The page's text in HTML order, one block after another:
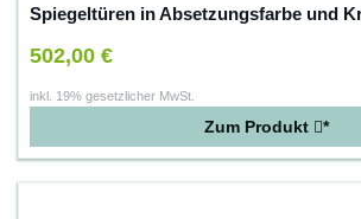
Spiegeltüren in Absetzungsfarbe und
alpinweiss – lavagrau
502,00 €
inkl. 19% gesetzlicher MwSt.
Zum Produkt *